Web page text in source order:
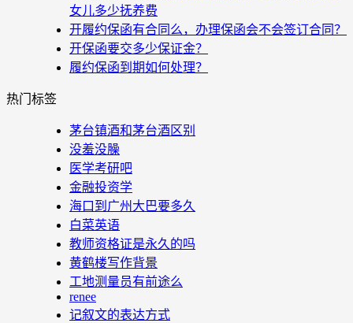
女儿多少抚养费
开履约保函有合同么，办理保函会不会签订合同？
开保函要交多少保证金？
履约保函到期如何处理？
热门标签
茅台镇酒和茅台酒区别
没羞没臊
医学考研吧
金融投资学
海口到广州大巴要多久
白菜英语
教师资格证是永久的吗
黄鹤楼写作背景
工地测量员有前途么
renee
记叙文的表达方式